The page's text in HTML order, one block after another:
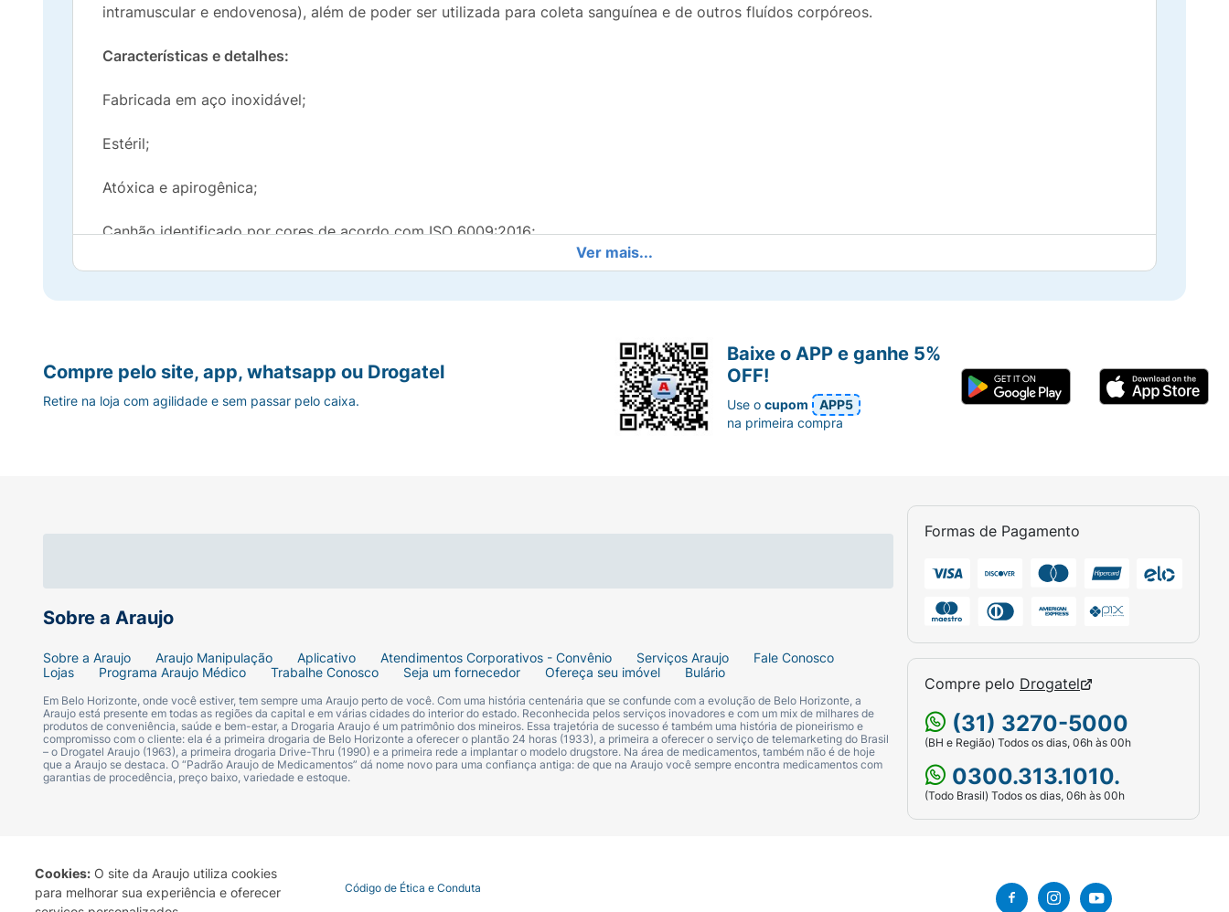
Cookies: O site da Araujo utiliza cookies
para melhorar sua experiência e oferecer
intramuscular e endovenosa), além de poder ser utilizada para coleta sanguínea e de outros fluídos corpóreos.
Características e detalhes:
Fabricada em aço inoxidável;
Estéril;
Atóxica e apirogênica;
Canhão identificado por cores de acordo com ISO 6009:2016;
Permite conexão com seringas de bico Luer Slip e Luer Lock;
Aprovada pelo INMETRO;
Descartável e de uso único.
30x0,80 mm - Verde
Ver mais...
Sobre a Araujo
Sobre a Araujo Araujo Manipulação Aplicativo Atendimentos Corporativos - Convênio Serviços Araujo
Fale Conosco
Lojas
Programa Araujo Médico Trabalhe Conosco Seja um fornecedor Ofereça seu imóvel Bulário
Em Belo Horizonte, onde você estiver, tem sempre uma Araujo perto de você. Com uma história centenária que se confunde com a evolução de Belo Horizonte, a
Araujo está presente em todas as regiões da capital e em várias cidades do interior do estado. Reconhecida pelos serviços inovadores e com um mix de milhares de
produtos de conveniência, saúde e bem-estar, a Drogaria Araujo é um patrimônio dos mineiros. Essa trajetória de sucesso é também uma história de pioneirismo e
compromisso com o cliente: ela é a primeira drogaria de Belo Horizonte a oferecer o plantão 24 horas (1933), a primeira a oferecer o serviço de telemarketing do Brasil
– o Drogatel Araujo (1963), a primeira drogaria Drive-Thru (1990) e a primeira rede a implantar o modelo drugstore. Na área de medicamentos, também não é de hoje
que a Araujo se destaca. O “Padrão Araujo de Medicamentos” dá nome novo para uma confiança antiga: de que na Araujo você sempre encontra medicamentos com
garantias de procedência, preço baixo, variedade e estoque.
Formas de Pagamento
Compre pelo Drogatel
(31) 3270-5000
(BH e Região) Todos os dias, 06h às 00h
0300.313.1010.
(Todo Brasil) Todos os dias, 06h às 00h
Compre pelo site, app, whatsapp ou Drogatel
Retire na loja com agilidade e sem passar pelo caixa.
Baixe o APP e ganhe 5%
OFF!
Use ocupom
APP5
na primeira compra
Termo de Uso Portal da Privacidade Covid-19 Código de Ética e Conduta